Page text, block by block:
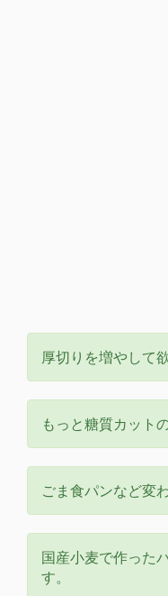
厚切りを増やして
もっと糖質カット
ごま食パンなど変
国産小麦で作った
す。